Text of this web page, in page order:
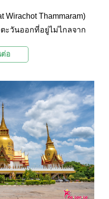
Wirachot Thammaram)
ะวันออกที่อยู่ไม่ไกลจาก
ระพุทธรูปหลายองค์ โด
ความสวยงามแปลกตา
นิกชนและนักท่องเที่ยว
ระสิ่งศักดิ์สิทธิ์ และเที่ยว
ที่นี่จึงเป็นหนึ่งในสถาน
วัดฉะเชิงเทราที่ไม่ควร
ต่อ